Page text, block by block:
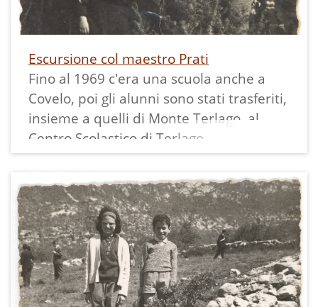
Escursione col maestro Prati
Fino al 1969 c'era una scuola anche a
Covelo, poi gli alunni sono stati trasferiti,
insieme a quelli di Monte Terlago, al
Centro Scolastico di Terlago.
Qui vediamo un gruppo in uscita col loro
maestro, Guido Prati, insegnante che
seguiva i 18 alunni frequentanti le classi
dalla 3^ all'8^, mentre seguiva i 13
alunni di 1^ e 2^ la maestra Maria
Valentini.
La stampa misura 10x7 cm ed ha il
bordo dentellato.